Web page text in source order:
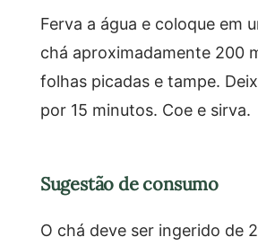
Ferva a água e coloque em
chá aproximadamente 200
folhas picadas e tampe.
por 15 minutos. Coe e sirva.
Sugestão de consumo
O chá deve ser ingerido de